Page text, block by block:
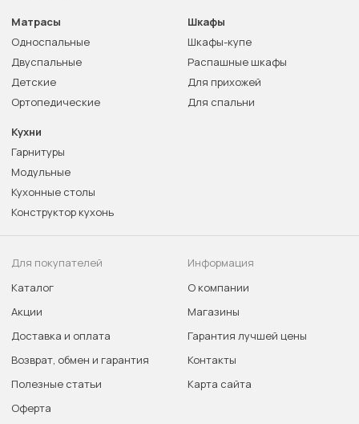
Матрасы
Односпальные
Двуспальные
Детские
Ортопедические
Шкафы
Шкафы-купе
Распашные шкафы
Для прихожей
Для спальни
Кухни
Гарнитуры
Модульные
Кухонные столы
Конструктор кухонь
Для покупателей
Каталог
Акции
Доставка и оплата
Возврат, обмен и гарантия
Полезные статьи
Оферта
Информация
О компании
Магазины
Гарантия лучшей цены
Контакты
Карта сайта